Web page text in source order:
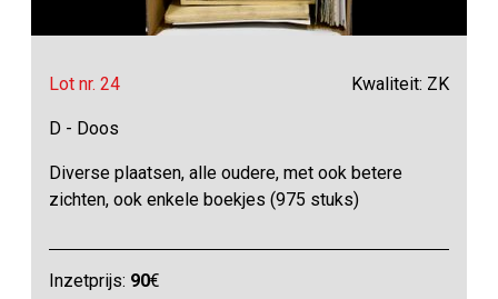
Lot nr. 24 Kwaliteit: ZK
D - Doos
Diverse plaatsen, alle oudere, met ook betere
zichten, ook enkele boekjes (975 stuks)
Inzetprijs: 90€